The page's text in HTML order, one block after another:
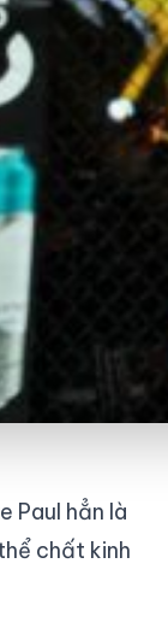
Paul hẳn là
chất kinh